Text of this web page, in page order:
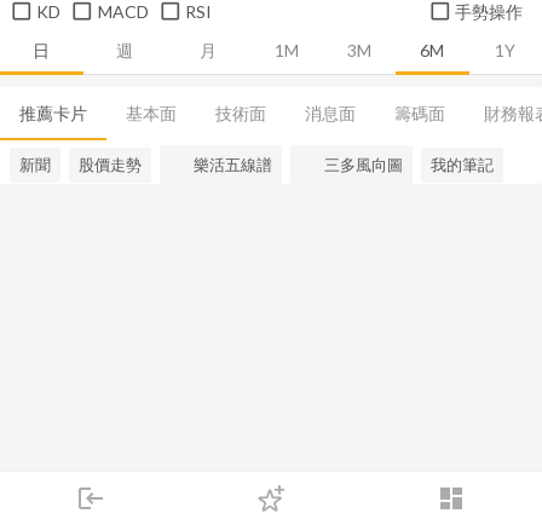
login dashboard
下單
日 週 月 1M 3M 6M 1Y
KD MACD RSI 手勢操作
推薦卡片 基本面 技術面 消息面 籌碼面 財務報
新聞 股價走勢 樂活五線譜 三多風向圖 我的筆記